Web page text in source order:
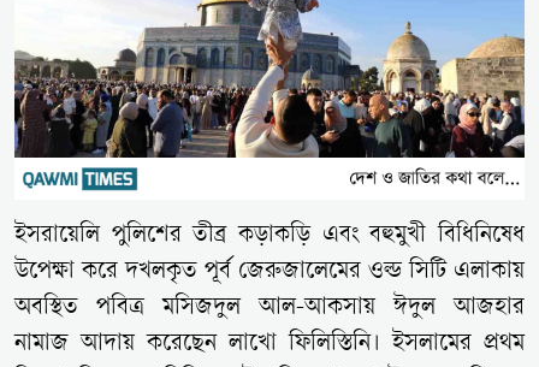
ইসরায়েলি পুলিশের তীব্র কড়াকড়ি এবং বহুমুখী বিধিনিষেধ
উপেক্ষা করে দখলকৃত পূর্ব জেরুজালেমের ওল্ড সিটি এলাকায়
অবস্থিত পবিত্র মসিজদুল আল-আকসায় ঈদুল আজহার
নামাজ আদায় করেছেন লাখো ফিলিস্তিনি। ইসলামের প্রথম